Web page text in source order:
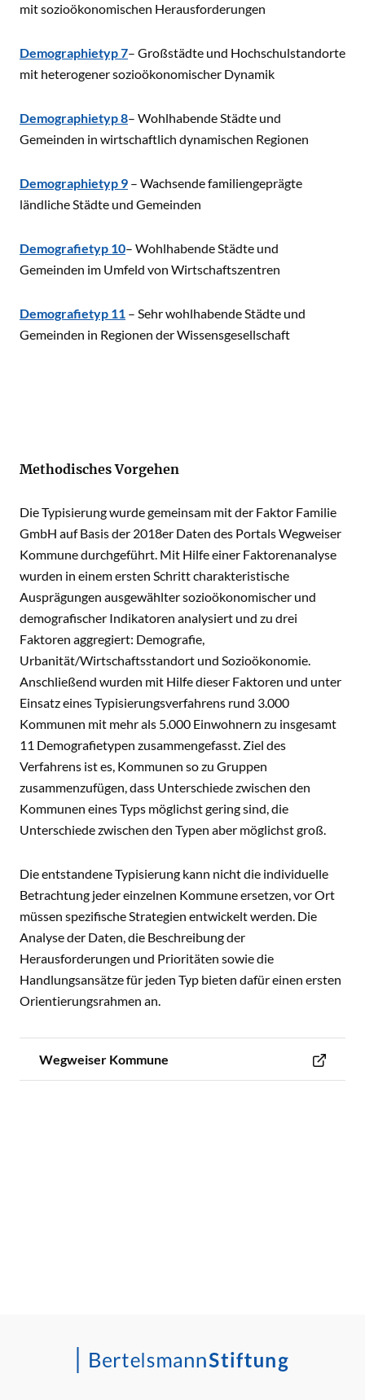
mit sozioökonomischen Herausforderungen
Demographietyp 7– Großstädte und Hochschulstandorte
mit heterogener sozioökonomischer Dynamik
Demographietyp 8– Wohlhabende Städte und
Gemeinden in wirtschaftlich dynamischen Regionen
Demographietyp 9 – Wachsende familiengeprägte
ländliche Städte und Gemeinden
Demografietyp 10– Wohlhabende Städte und
Gemeinden im Umfeld von Wirtschaftszentren
Demografietyp 11 – Sehr wohlhabende Städte und
Gemeinden in Regionen der Wissensgesellschaft
Methodisches Vorgehen
Die Typisierung wurde gemeinsam mit der Faktor Familie
GmbH auf Basis der 2018er Daten des Portals Wegweiser
Kommune durchgeführt. Mit Hilfe einer Faktorenanalyse
wurden in einem ersten Schritt charakteristische
Ausprägungen ausgewählter sozioökonomischer und
demografischer Indikatoren analysiert und zu drei
Faktoren aggregiert: Demografie,
Urbanität/Wirtschaftsstandort und Sozioökonomie.
Anschließend wurden mit Hilfe dieser Faktoren und unter
Einsatz eines Typisierungsverfahrens rund 3.000
Kommunen mit mehr als 5.000 Einwohnern zu insgesamt
11 Demografietypen zusammengefasst. Ziel des
Verfahrens ist es, Kommunen so zu Gruppen
zusammenzufügen, dass Unterschiede zwischen den
Kommunen eines Typs möglichst gering sind, die
Unterschiede zwischen den Typen aber möglichst groß.
Die entstandene Typisierung kann nicht die individuelle
Betrachtung jeder einzelnen Kommune ersetzen, vor Ort
müssen spezifische Strategien entwickelt werden. Die
Analyse der Daten, die Beschreibung der
Herausforderungen und Prioritäten sowie die
Handlungsansätze für jeden Typ bieten dafür einen ersten
Orientierungsrahmen an.
Wegweiser Kommune